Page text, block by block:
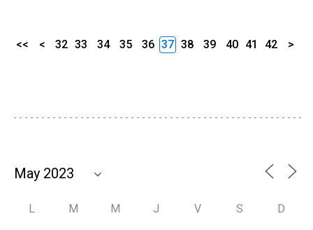
<< < 32 33 34 35 36 37 38 39 40 41 42 >
L M M J V S D